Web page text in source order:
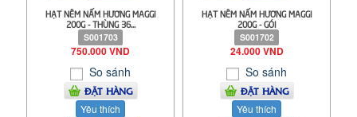
HẠT NÊM NẤM HƯƠNG MAGGI
200G - THÙNG 36...
S001703
750.000 VND
So sánh
ĐẶT HÀNG
Yêu thích
HẠT NÊM NẤM HƯƠNG MAGGI
200G - GÓI
S001702
24.000 VND
So sánh
ĐẶT HÀNG
Yêu thích